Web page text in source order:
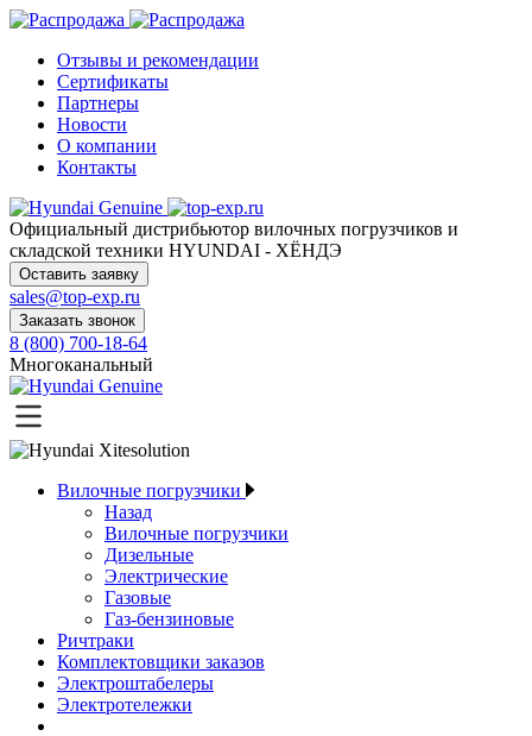
Отзывы и рекомендации
Сертификаты
Партнеры
Новости
О компании
Контакты
Официальный дистрибьютор вилочных погрузчиков и
складской техники HYUNDAI - ХЁНДЭ
Оставить заявку
sales@top-exp.ru
Заказать звонок
8 (800) 700-18-64
Многоканальный
Вилочные погрузчики
Назад
Вилочные погрузчики
Дизельные
Электрические
Газовые
Газ-бензиновые
Ричтраки
Комплектовщики заказов
Электроштабелеры
Электротележки